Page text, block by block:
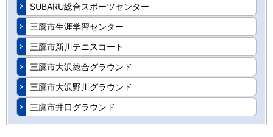
SUBARU総合スポーツセンター
三鷹市生涯学習センター
三鷹市新川テニスコート
三鷹市大沢総合グラウンド
三鷹市大沢野川グラウンド
三鷹市井口グラウンド